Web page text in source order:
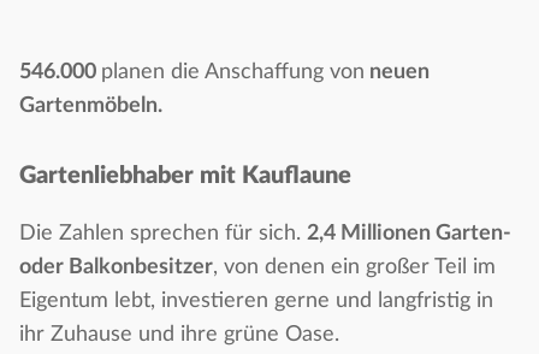
546.000 planen die Anschaffung von neuen
Gartenmöbeln.
Gartenliebhaber mit Kauflaune
Die Zahlen sprechen für sich. 2,4 Millionen Garten-
oder Balkonbesitzer, von denen ein großer Teil im
Eigentum lebt, investieren gerne und langfristig in
ihr Zuhause und ihre grüne Oase.